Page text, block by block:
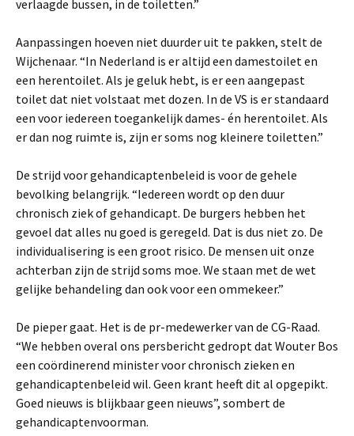
verlaagde bussen, in de toiletten.”
Aanpassingen hoeven niet duurder uit te pakken, stelt de
Wijchenaar. “In Nederland is er altijd een damestoilet en
een herentoilet. Als je geluk hebt, is er een aangepast
toilet dat niet volstaat met dozen. In de VS is er standaard
een voor iedereen toegankelijk dames- én herentoilet. Als
er dan nog ruimte is, zijn er soms nog kleinere toiletten.”
De strijd voor gehandicaptenbeleid is voor de gehele
bevolking belangrijk. “Iedereen wordt op den duur
chronisch ziek of gehandicapt. De burgers hebben het
gevoel dat alles nu goed is geregeld. Dat is dus niet zo. De
individualisering is een groot risico. De mensen uit onze
achterban zijn de strijd soms moe. We staan met de wet
gelijke behandeling dan ook voor een ommekeer.”
De pieper gaat. Het is de pr-medewerker van de CG-Raad.
“We hebben overal ons persbericht gedropt dat Wouter Bos
een coördinerend minister voor chronisch zieken en
gehandicaptenbeleid wil. Geen krant heeft dit al opgepikt.
Goed nieuws is blijkbaar geen nieuws”, sombert de
gehandicaptenvoorman.